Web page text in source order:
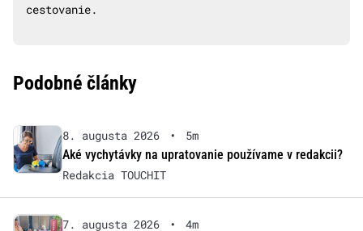
cestovanie.
Podobné články
8. augusta 2026 •
5m
Aké vychytávky na upratovanie používame v redakcii?
Redakcia TOUCHIT
7. augusta 2026 •
4m